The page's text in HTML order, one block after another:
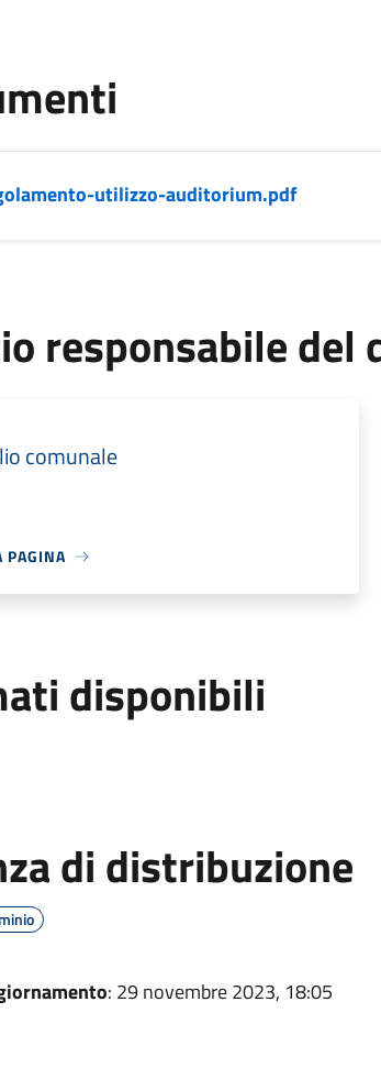
utilizzo-auditorium.pdf
responsabile del
comunale
PAGINA
disponibili
di distribuzione
: 29 novembre 2023, 18:05